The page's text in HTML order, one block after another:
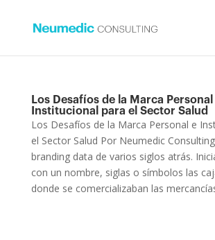
Los Desafíos de la Marca Personal
Institucional para el Sector Salud
Los Desafíos de la Marca Personal e
el Sector Salud Por Neumedic
branding data de varios siglos atrás.
con un nombre, siglas o símbolos las
donde se comercializaban las